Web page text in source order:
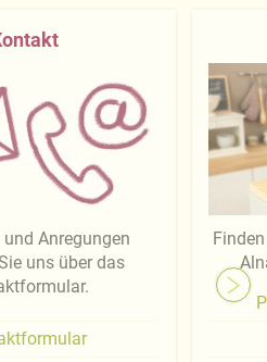
und Anregungen
uns über das